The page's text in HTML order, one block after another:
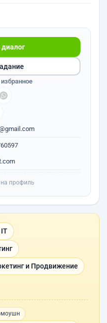
профиль
и Продвижение